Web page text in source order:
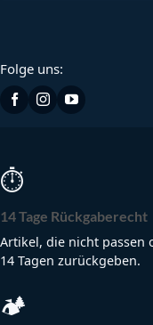
Folge uns:
⏱
14 Tage Rückgaberecht
Artikel, die nicht passen
14 Tagen zurückgeben.
🏕